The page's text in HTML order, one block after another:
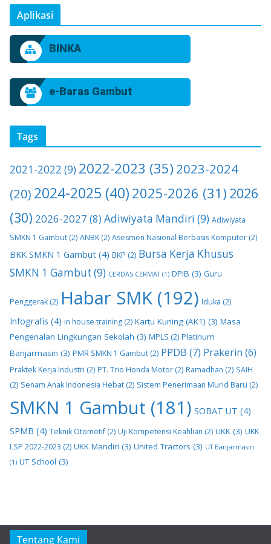
Aplikasi
BINKA
e-Baras Gambut
Tags
2021-2022 (9) 2022-2023 (35) 2023-2024
(20) 2024-2025 (40) 2025-2026 (31) 2026
(30) 2026-2027 (8) Adiwiyata Mandiri (9) Adiwiyata
SMKN 1 Gambut (2) ANBK (2) Asesmen Nasional Berbasis Komputer (2)
BKK SMKN 1 Gambut (4) BKP (2) Bursa Kerja Khusus
SMKN 1 Gambut (9) CERDAS CERMAT(1) DPIB (3) Guru
Penggerak (2) Habar SMK (192) Iduka (2)
Infografis (4) in house training (2) Kartu Kuning (AK1) (3) Masa
Pengenalan Lingkungan Sekolah (3) MPLS (2) Platinum
Banjarmasin (3) PMR SMKN 1 Gambut (2) PPDB (7) Prakerin (6)
Praktek Kerja Industri (2) PT. Trio Honda Motor (2) Ramadhan (2) SAIH
(2) Senam Anak Indonesia Hebat (2) Sistem Penerimaan Murid Baru (2)
SMKN 1 Gambut (181) SOBAT UT (4)
SPMB (4) Teknik Otomotif(2) Uji Kompetensi Keahlian (2) UKK (3) UKK
LSP 2022-2023 (2) UKK Mandiri (3) United Tractors (3) UT Banjarmasin
(1) UT School (3)
Tentang Kami